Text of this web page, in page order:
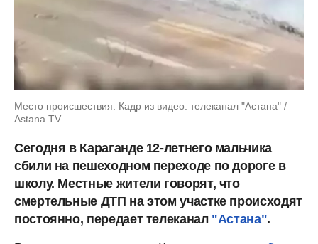
Место происшествия. Кадр из видео: телеканал "Астана" /
Astana TV
Сегодня в Караганде 12-летнего мальчика
сбили на пешеходном переходе по дороге в
школу. Местные жители говорят, что
смертельные ДТП на этом участке происходят
постоянно, передает телеканал "Астана".